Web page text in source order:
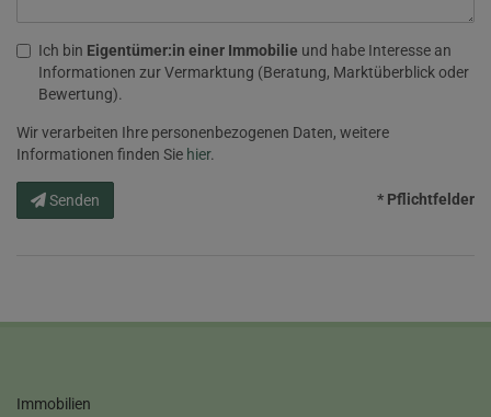
Ich bin Eigentümer:in einer Immobilie und habe Interesse an
Informationen zur Vermarktung (Beratung, Marktüberblick oder
Bewertung).
Wir verarbeiten Ihre personenbezogenen Daten, weitere
Informationen finden Sie hier.
Senden * Pflichtfelder
Immobilien